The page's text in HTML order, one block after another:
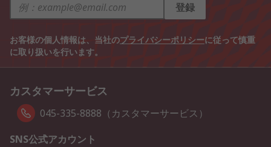
登録
お客様の個人情報は、当社のプライバシーポリシーに従って慎重
に取り扱いを行います。
カスタマーサービス
045-335-8888（カスタマーサービス）
SNS公式アカウント